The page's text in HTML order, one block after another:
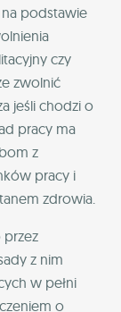
na podstawie
czy
zwolnić
jeśli chodzi o
pracy ma
z
pracy i
zdrowia.
przez
z nim
w pełni
o